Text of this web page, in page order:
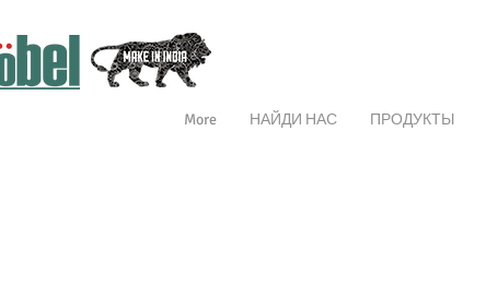
ПРОДУКТЫ
НАЙДИ НАС
More